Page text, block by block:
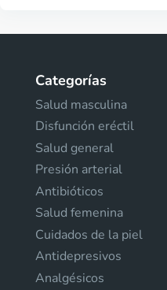
Categorías
Salud masculina
Disfunción eréctil
Salud general
Presión arterial
Antibióticos
Salud femenina
Cuidados de la piel
Antidepresivos
Analgésicos